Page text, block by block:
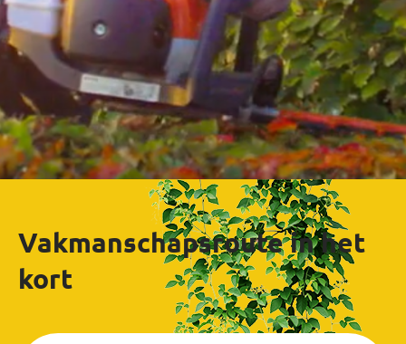
Vakmanschapsroute in het
kort